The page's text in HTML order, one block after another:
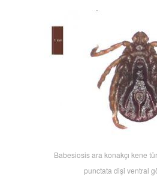
Babesiosis ara konakçı kene
punctata dişi ventral